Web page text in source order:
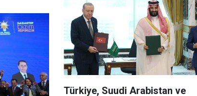
Türkiye, Suudi Arabistan ve